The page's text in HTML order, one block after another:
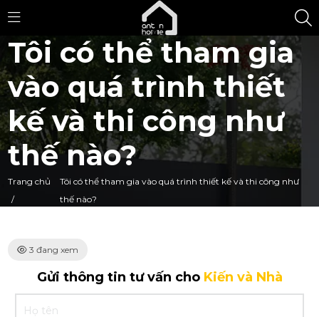
Tôi có thể tham gia
vào quá trình thiết
kế và thi công như
thế nào?
Trang chủ
/
Tôi có thể tham gia vào quá trình thiết kế và thi công như
thế nào?
3 đang xem
Gửi thông tin tư vấn cho Kiến và Nhà